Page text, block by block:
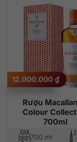
Rượu
Colour
700ml
12.000.000 ₫
700 ml